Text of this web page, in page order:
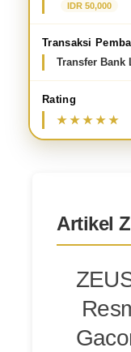
IDR 50,000
Transaksi
Transfer Bank
Rating
Artikel